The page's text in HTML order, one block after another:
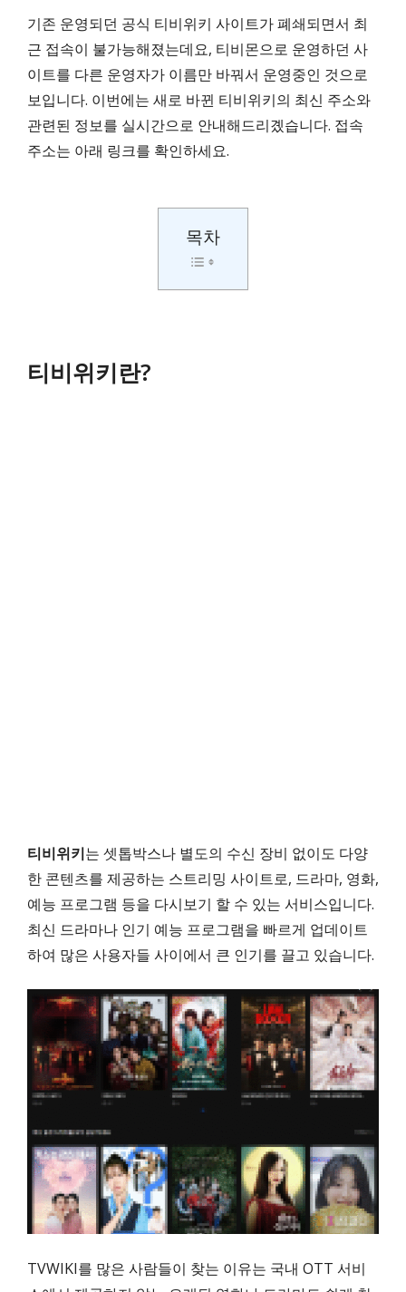
기존 운영되던 공식 티비위키 사이트가 폐쇄되면서 최
근 접속이 불가능해졌는데요, 티비몬으로 운영하던 사
이트를 다른 운영자가 이름만 바꿔서 운영중인 것으로
보입니다. 이번에는 새로 바뀐 티비위키의 최신 주소와
관련된 정보를 실시간으로 안내해드리곘습니다. 접속
주소는 아래 링크를 확인하세요.
목차
티비위키란?
티비위키는 셋톱박스나 별도의 수신 장비 없이도 다양
한 콘텐츠를 제공하는 스트리밍 사이트로, 드라마, 영화,
예능 프로그램 등을 다시보기 할 수 있는 서비스입니다.
최신 드라마나 인기 예능 프로그램을 빠르게 업데이트
하여 많은 사용자들 사이에서 큰 인기를 끌고 있습니다.
TVWIKI를 많은 사람들이 찾는 이유는 국내 OTT 서비